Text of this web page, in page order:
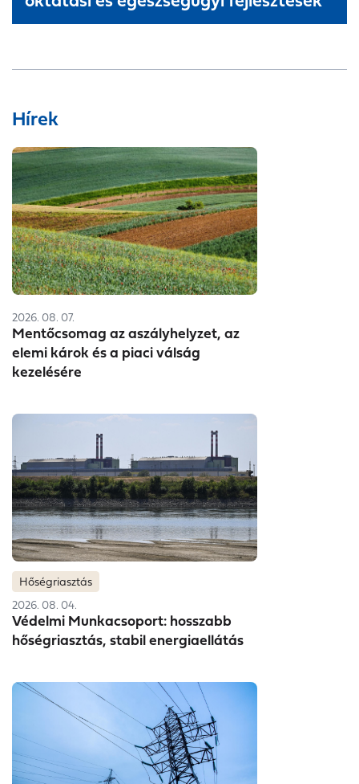
Hírek
2026. 08. 07.
Mentőcsomag az aszályhelyzet, az
elemi károk és a piaci válság
kezelésére
Hőségriasztás
2026. 08. 04.
Védelmi Munkacsoport: hosszabb
hőségriasztás, stabil energiaellátás